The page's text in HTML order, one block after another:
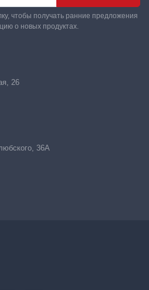
чтобы получать ранние предложения
о новых продуктах.
26
36А